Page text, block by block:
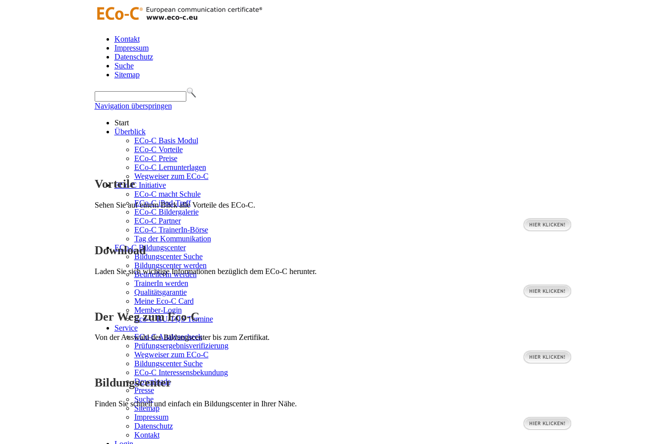
Kontakt
Impressum
Datenschutz
Suche
Sitemap
Navigation überspringen
Start
Überblick
ECo-C Basis Modul
ECo-C Vorteile
ECo-C Preise
ECo-C Lernunterlagen
Wegweiser zum ECo-C
ECo-C Initiative
ECo-C macht Schule
ECo-C iPod-Treff
ECo-C Bildergalerie
ECo-C Partner
ECo-C TrainerIn-Börse
Tag der Kommunikation
ECo-C Bildungscenter
Bildungscenter Suche
Bildungscenter werden
BeurteilerIn werden
TrainerIn werden
Qualitätsgarantie
Meine Eco-C Card
Member-Login
Eco-C BU/TQS Termine
Service
ECo-C Analysecheck
Prüfungsergebnisverifizierung
Wegweiser zum ECo-C
Bildungscenter Suche
ECo-C Interessensbekundung
Downloads
Presse
Suche
Sitemap
Impressum
Datenschutz
Kontakt
Vorteile
Sehen Sie auf einem Blick alle Vorteile des ECo-C.
Download
Laden Sie sich wichtige Informationen bezüglich dem ECo-C herunter.
Der Weg zum Eco-C
Von der Auswahl des Bildungscenter bis zum Zertifikat.
Bildungscenter
Finden Sie schnell und einfach ein Bildungscenter in Ihrer Nähe.